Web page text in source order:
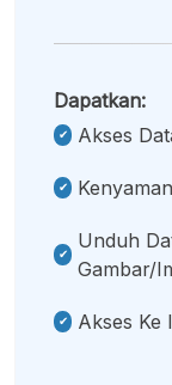
Dapatkan:
Akses
Unduh
Gambar/
Akses Ke